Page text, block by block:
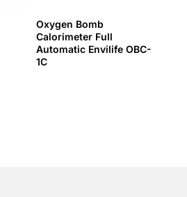
Oxygen Bomb
Calorimeter Full
Automatic Envilife OBC-
1C